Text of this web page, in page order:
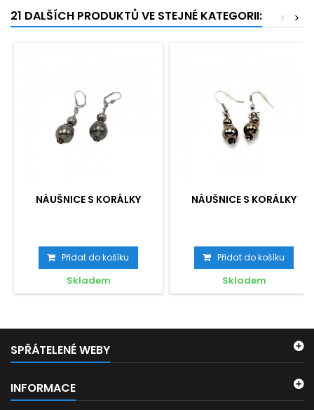
21 DALŠÍCH PRODUKTŮ VE STEJNÉ KATEGORII: >
<
NÁUŠNICE S KORÁLKY
Přidat do košíku
Skladem
NÁUŠNICE S KORÁLKY
Přidat do košíku
Skladem
SPŘÁTELENÉ WEBY
INFORMACE